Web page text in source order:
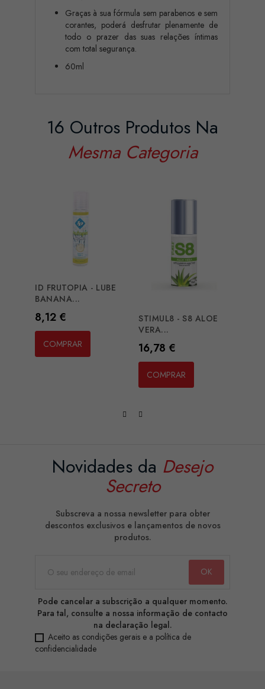
Graças à sua fórmula sem parabenos e sem
corantes, poderá desfrutar plenamente de
todo o prazer das suas relações íntimas
com total segurança.
60ml
16 Outros Produtos Na
Mesma Categoria
ID FRUTOPIA - LUBE
BANANA...
Preço
8,12 €
COMPRAR
STIMUL8 - S8 ALOE
VERA...
Preço
16,78 €
COMPRAR
Novidades da Desejo
Secreto
Subscreva a nossa newsletter para obter
descontos exclusivos e lançamentos de novos
produtos.
Pode cancelar a subscrição a qualquer momento.
Para tal, consulte a nossa informação de contacto
na declaração legal.
Aceito as condições gerais e a política de
confidencialidade